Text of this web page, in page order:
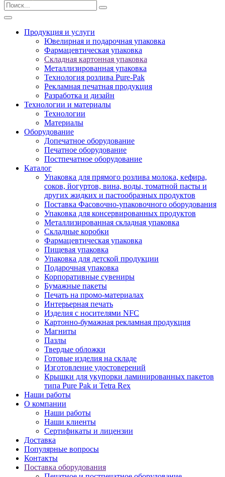
Продукция и услуги
Ювелирная и подарочная упаковка
Фармацевтическая упаковка
Складная картонная упаковка
Металлизированная упаковка
Технология розлива Pure-Pak
Рекламная печатная продукция
Разработка и дизайн
Технологии и материалы
Технологии
Материалы
Оборудование
Допечатное оборудование
Печатное оборудование
Постпечатное оборудование
Каталог
Упаковка для прямого розлива молока, кефира,
соков, йогуртов, вина, воды, томатной пасты и
других жидких и пастообразных продуктов
Поставка Фасовочно-упаковочного оборудования
Упаковка для консервированных продуктов
Металлизированная складная упаковка
Складные коробки
Фармацевтическая упаковка
Пищевая упаковка
Упаковка для детской продукции
Подарочная упаковка
Корпоративные сувениры
Бумажные пакеты
Печать на промо-материалах
Интерьерная печать
Изделия с носителями NFC
Картонно-бумажная рекламная продукция
Магниты
Пазлы
Твердые обложки
Готовые изделия на складе
Изготовление удостоверений
Крышки для укупорки ламинированных пакетов
типа Pure Pak и Tetra Rex
Наши работы
О компании
Наши работы
Наши клиенты
Сертификаты и лицензии
Доставка
Популярные вопросы
Контакты
Поставка оборудования